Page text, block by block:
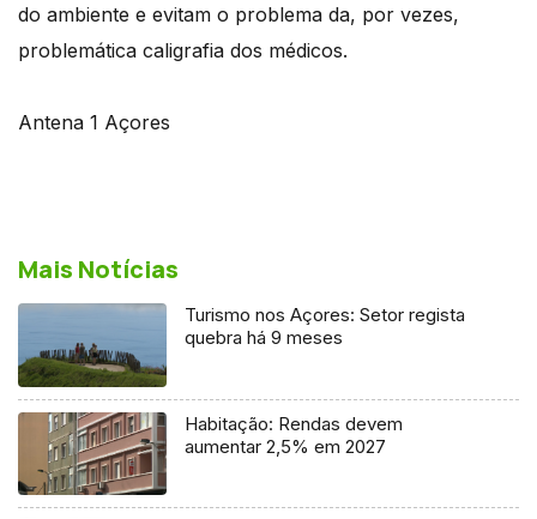
do ambiente e evitam o problema da, por vezes,
problemática caligrafia dos médicos.
Antena 1 Açores
Mais Notícias
Turismo nos Açores: Setor regista
quebra há 9 meses
Habitação: Rendas devem
aumentar 2,5% em 2027